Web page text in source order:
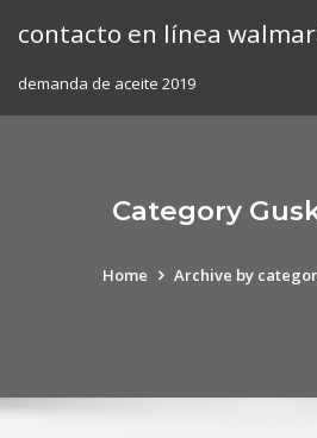
contacto en línea
demanda de aceite 2019
Category
Home Archive by